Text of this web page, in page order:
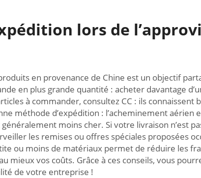
lors de
en provenance de Chine est un objectif
en plus grande quantité : acheter davantage
à commander, consultez CC : ils
méthode d’expédition : l’acheminement aérien
moins cher. Si votre livraison n’est
les remises ou offres spéciales proposées
ou moins de matériaux permet de réduire les
vos coûts. Grâce à ces conseils, vous
de votre entreprise !